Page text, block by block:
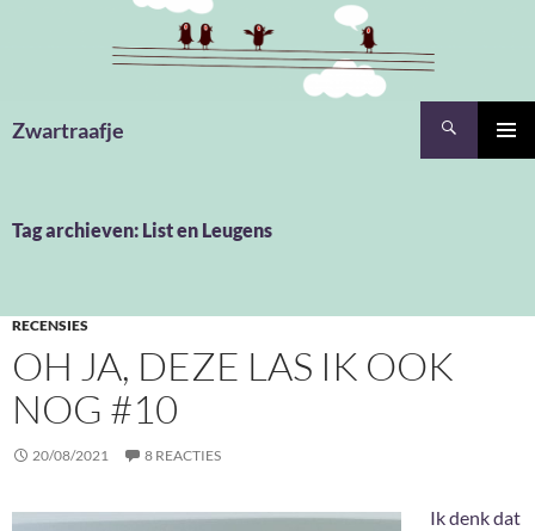
Zwartraafje
Tag archieven: List en Leugens
RECENSIES
OH JA, DEZE LAS IK OOK
NOG #10
20/08/2021 8 REACTIES
Ik denk dat